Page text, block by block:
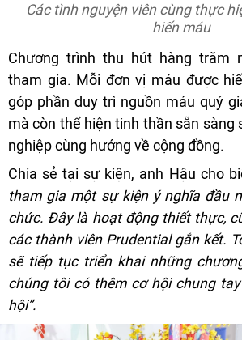
Các tình nguyện viên cùng thực
hiến máu
Chương trình thu hút hàng trăm
tham gia. Mỗi đơn vị máu được
góp phần duy trì nguồn máu quý
mà còn thể hiện tinh thần sẵn sàng
nghiệp cùng hướng về cộng đồng.
Chia sẻ tại sự kiện, anh Hậu cho
tham gia một sự kiện ý nghĩa đầu
chức. Đây là hoạt động thiết thực,
các thành viên Prudential gắn kết.
sẽ tiếp tục triển khai những
chúng tôi có thêm cơ hội chung
hội”.